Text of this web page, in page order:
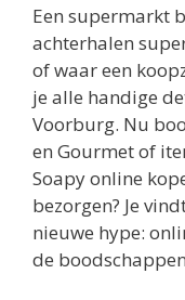
Een supermarkt
achterhalen
of waar een
je alle handige
Voorburg. Nu
en Gourmet of
Soapy online
bezorgen? Je
nieuwe hype:
de